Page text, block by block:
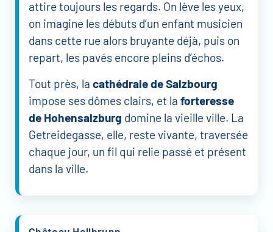
attire toujours les regards. On lève les yeux,
on imagine les débuts d’un enfant musicien
dans cette rue alors bruyante déjà, puis on
repart, les pavés encore pleins d’échos.
Tout près, la cathédrale de Salzbourg
impose ses dômes clairs, et la forteresse
de Hohensalzburg domine la vieille ville. La
Getreidegasse, elle, reste vivante, traversée
chaque jour, un fil qui relie passé et présent
dans la ville.